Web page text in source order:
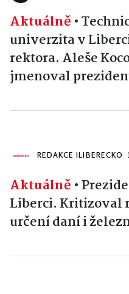
Aktuálně •
univerzita v
rektora. Aleše
jmenoval
REDAKCE ILIBERECKO
Aktuálně •
Liberci. Kritizoval
určení daní i